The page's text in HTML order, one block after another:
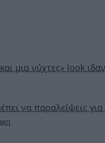
μια νύχτες» look
να παραλείψεις